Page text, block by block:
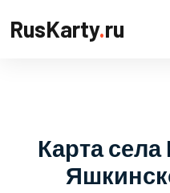
RusKarty.ru
Карта